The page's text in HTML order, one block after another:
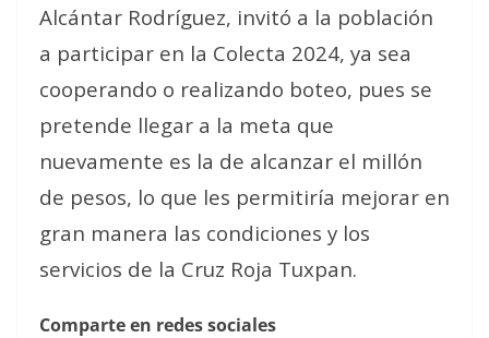
Alcántar Rodríguez, invitó a la población
a participar en la Colecta 2024, ya sea
cooperando o realizando boteo, pues se
pretende llegar a la meta que
nuevamente es la de alcanzar el millón
de pesos, lo que les permitiría mejorar en
gran manera las condiciones y los
servicios de la Cruz Roja Tuxpan.
Comparte en redes sociales